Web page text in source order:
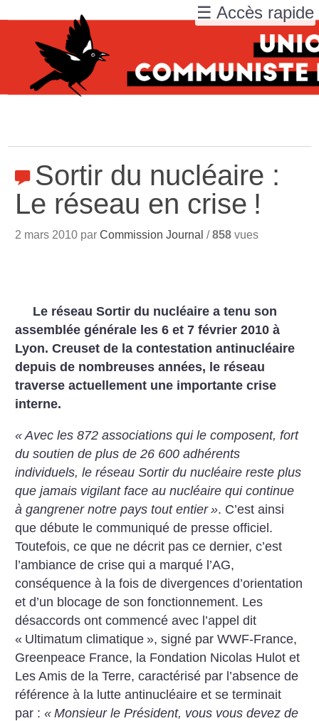
Sortir du nucléaire :
Le réseau en crise !
2 mars 2010 parCommission Journal /858 vues
Le réseau Sortir du nucléaire a tenu son
assemblée générale les 6 et 7 février 2010 à
Lyon. Creuset de la contestation antinucléaire
depuis de nombreuses années, le réseau
traverse actuellement une importante crise
interne.
« Avec les 872 associations qui le composent, fort
du soutien de plus de 26 600 adhérents
individuels, le réseau Sortir du nucléaire reste plus
que jamais vigilant face au nucléaire qui continue
à gangrener notre pays tout entier ». C’est ainsi
que débute le communiqué de presse officiel.
Toutefois, ce que ne décrit pas ce dernier, c’est
l’ambiance de crise qui a marqué l’AG,
conséquence à la fois de divergences d’orientation
et d’un blocage de son fonctionnement. Les
désaccords ont commencé avec l’appel dit
« Ultimatum climatique », signé par WWF-France,
Greenpeace France, la Fondation Nicolas Hulot et
Les Amis de la Terre, caractérisé par l’absence de
référence à la lutte antinucléaire et se terminait
par :« Monsieur le Président, vous vous devez de
☰ Accès rapide